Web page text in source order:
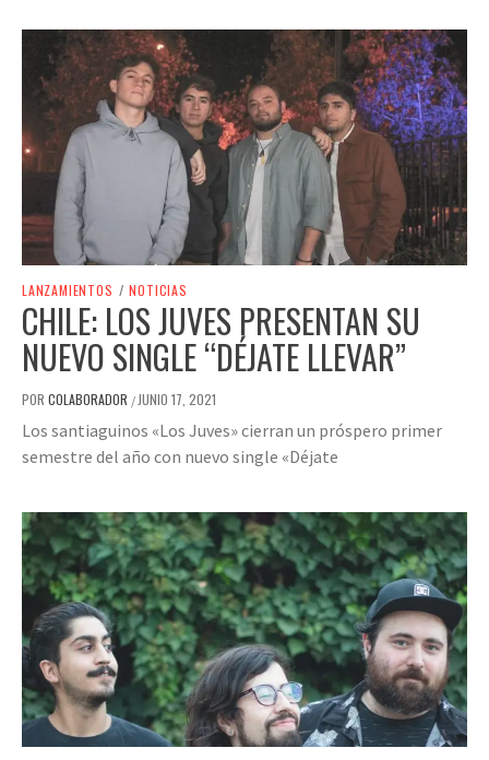
LANZAMIENTOS / NOTICIAS
CHILE: LOS JUVES PRESENTAN SU
NUEVO SINGLE “DÉJATE LLEVAR”
POR COLABORADOR / JUNIO 17, 2021
Los santiaguinos «Los Juves» cierran un próspero primer
semestre del año con nuevo single «Déjate